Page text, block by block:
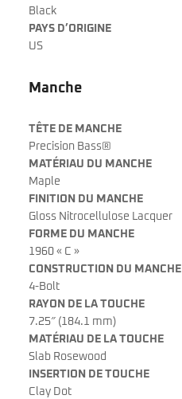
Black
PAYS D’ORIGINE
US
Manche
TÊTE DE MANCHE
Precision Bass®
MATÉRIAU DU MANCHE
Maple
FINITION DU MANCHE
Gloss Nitrocellulose Lacquer
FORME DU MANCHE
1960 « C »
CONSTRUCTION DU MANCHE
4-Bolt
RAYON DE LA TOUCHE
7.25″ (184.1 mm)
MATÉRIAU DE LA TOUCHE
Slab Rosewood
INSERTION DE TOUCHE
Clay Dot